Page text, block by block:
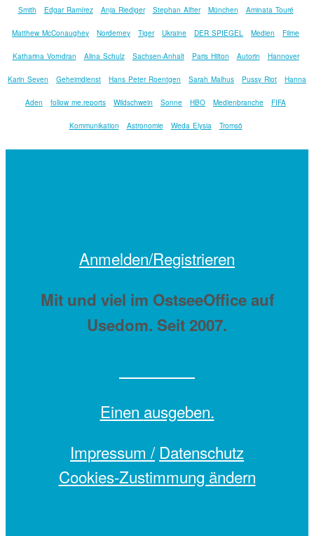
Smith Edgar Ramírez Anja Riediger Stephan Alfter München Aminata Touré
Matthew McConaughey Norderney Tiger Ukraine DER SPIEGEL Medien Filme
Katharina Vorndran Alina Schulz Sachsen-Anhalt Paris Hilton Autorin Hannover
Karin Seven Geheimdienst Hans Peter Roentgen Sarah Malhus Pussy Riot Hanna
Aden follow me.reports Wildschwein Sonne HBO Medienbranche FIFA
Kommunikation Astronomie Weda Elysia Tromsö
Anmelden/Registrieren
Mit und viel im OstseeOffice auf
Usedom. Seit 2007.
Einen ausgeben.
Impressum / Datenschutz
Cookies-Zustimmung ändern